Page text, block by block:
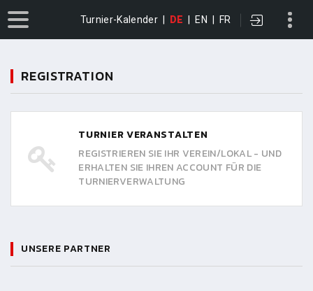
Turnier-Kalender DE EN FR
REGISTRATION
TURNIER VERANSTALTEN
REGISTRIEREN SIE IHR VEREIN/LOKAL - UND
ERHALTEN SIE IHREN ACCOUNT FÜR DIE
TURNIERVERWALTUNG
UNSERE PARTNER